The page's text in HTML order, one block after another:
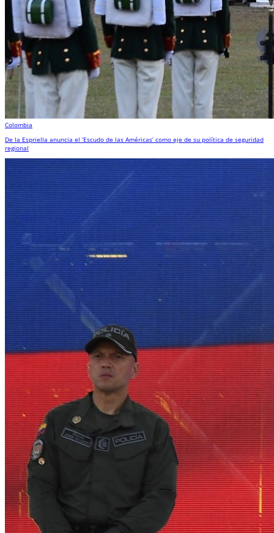
Colombia
De la Espriella anuncia el ‘Escudo de las Américas’ como eje de su política de seguridad
regional